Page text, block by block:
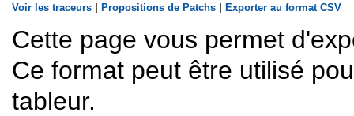
Voir les traceurs | Propositions de Patchs | Exporter au format CSV
Cette page vous permet
Ce format peut être utilisé
tableur.